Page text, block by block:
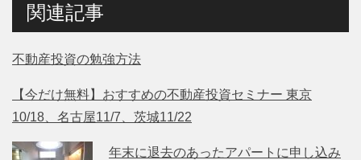
関連記事
不動産投資の勉強方法
【今だけ無料】おすすめの不動産投資セミナー 東京
10/18、名古屋11/7、茨城11/22
年末に退去のあったアパートに申し込み